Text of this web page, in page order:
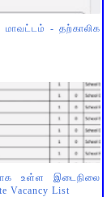
மாவட்டம் - தற்காலிக
உள்ள இடைநிலை
Vacancy List